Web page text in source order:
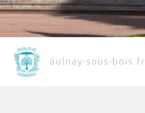
aulnay-sous-bois.fr